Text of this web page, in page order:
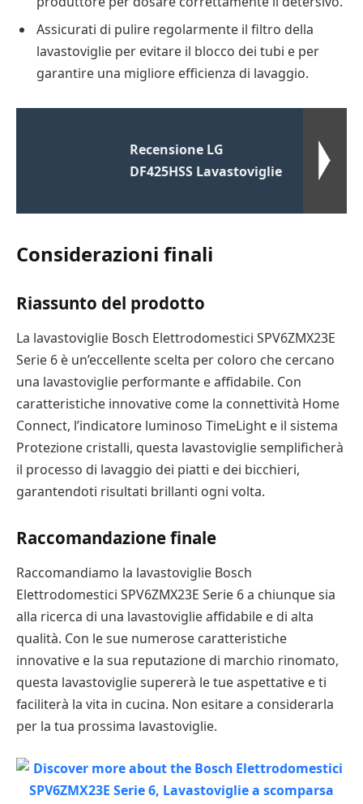
Assicurati di pulire regolarmente il filtro della
lavastoviglie per evitare il blocco dei tubi e per
garantire una migliore efficienza di lavaggio.
Recensione LG
DF425HSS Lavastoviglie
Considerazioni finali
Riassunto del prodotto
La lavastoviglie Bosch Elettrodomestici SPV6ZMX23E
Serie 6 è un’eccellente scelta per coloro che cercano
una lavastoviglie performante e affidabile. Con
caratteristiche innovative come la connettività Home
Connect, l’indicatore luminoso TimeLight e il sistema
Protezione cristalli, questa lavastoviglie semplificherà
il processo di lavaggio dei piatti e dei bicchieri,
garantendoti risultati brillanti ogni volta.
Raccomandazione finale
Raccomandiamo la lavastoviglie Bosch
Elettrodomestici SPV6ZMX23E Serie 6 a chiunque sia
alla ricerca di una lavastoviglie affidabile e di alta
qualità. Con le sue numerose caratteristiche
innovative e la sua reputazione di marchio rinomato,
questa lavastoviglie supererà le tue aspettative e ti
faciliterà la vita in cucina. Non esitare a considerarla
per la tua prossima lavastoviglie.